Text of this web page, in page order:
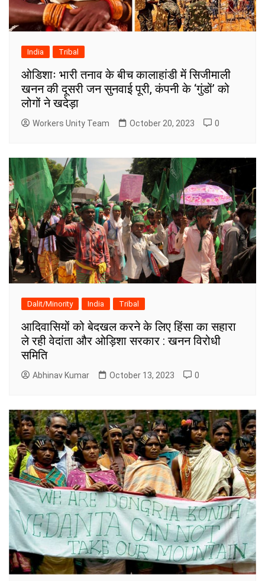
India Tribal
ओडिशाः भारी तनाव के बीच कालाहांडी में सिजीमाली
खनन की दूसरी जन सुनवाई पूरी, कंपनी के ‘गुंडों’ को
लोगों ने खदेड़ा
Workers Unity Team October 20, 2023 0
Dalit/Minority India Tribal
आदिवासियों को बेदखल करने के लिए हिंसा का सहारा
ले रही वेदांता और ओड़िशा सरकार : खनन विरोधी
समिति
Abhinav Kumar October 13, 2023 0